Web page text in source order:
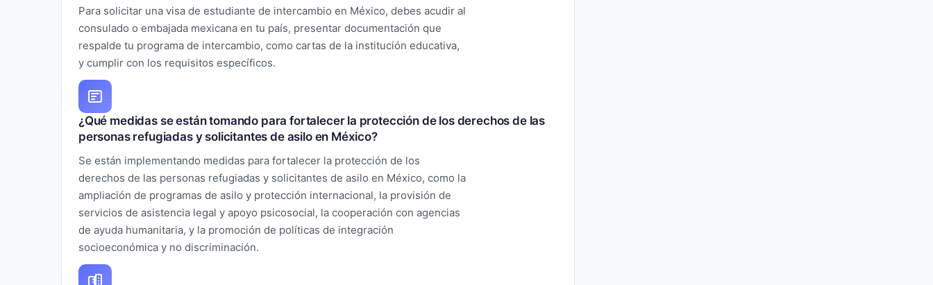
Para solicitar una visa de estudiante de intercambio en México, debes acudir al
consulado o embajada mexicana en tu país, presentar documentación que
respalde tu programa de intercambio, como cartas de la institución educativa,
y cumplir con los requisitos específicos.
¿Qué medidas se están tomando para fortalecer la protección de los derechos de las
personas refugiadas y solicitantes de asilo en México?
Se están implementando medidas para fortalecer la protección de los
derechos de las personas refugiadas y solicitantes de asilo en México, como la
ampliación de programas de asilo y protección internacional, la provisión de
servicios de asistencia legal y apoyo psicosocial, la cooperación con agencias
de ayuda humanitaria, y la promoción de políticas de integración
socioeconómica y no discriminación.